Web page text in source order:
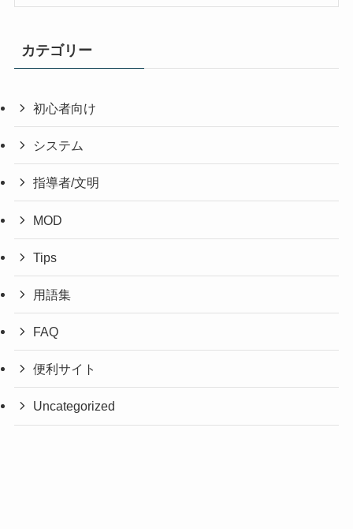
カテゴリー
初心者向け
システム
指導者/文明
MOD
Tips
用語集
FAQ
便利サイト
Uncategorized